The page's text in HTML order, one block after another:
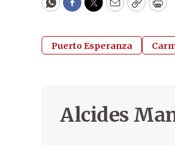
WhatsApp
Facebook
Twitter
EmailCopy
Puerto Esperanza
Alcides